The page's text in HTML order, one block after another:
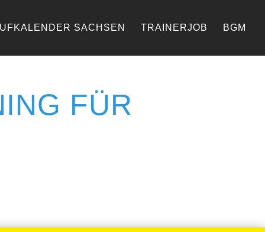
SACHSEN TRAINERJOB BGM
FÜR